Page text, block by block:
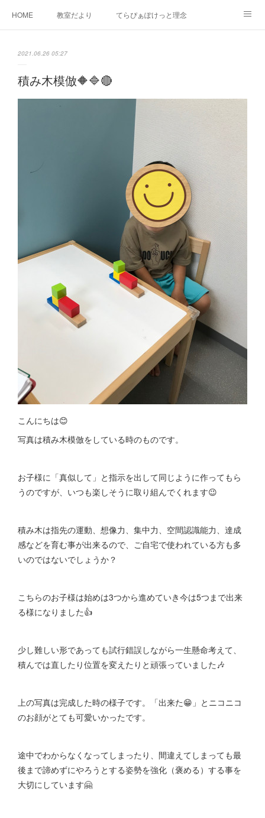
HOME 教室だより てらぴぁぽけっと理念
2021.06.26 05:27
積み木模倣🔶🔷🔴
こんにちは😊
写真は積み木模倣をしている時のものです。
お子様に「真似して」と指示を出して同じように作ってもら
うのですが、いつも楽しそうに取り組んでくれます😉
積み木は指先の運動、想像力、集中力、空間認識能力、達成
感などを育む事が出来るので、ご自宅で使われている方も多
いのではないでしょうか？
こちらのお子様は始めは3つから進めていき今は5つまで出来
る様になりました👍
少し難しい形であっても試行錯誤しながら一生懸命考えて、
積んでは直したり位置を変えたりと頑張っていました🎶
上の写真は完成した時の様子です。「出来た😁」とニコニコ
のお顔がとても可愛いかったです。
途中でわからなくなってしまったり、間違えてしまっても最
後まで諦めずにやろうとする姿勢を強化（褒める）する事を
大切にしています🤗